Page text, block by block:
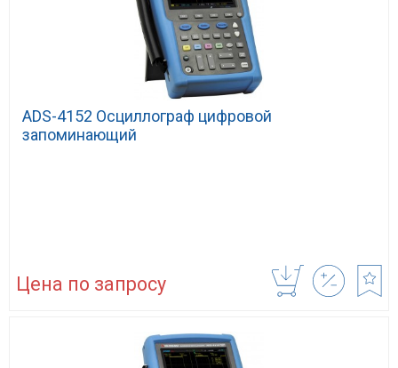
ADS-4152 Осциллограф цифровой
запоминающий
Цена по запросу